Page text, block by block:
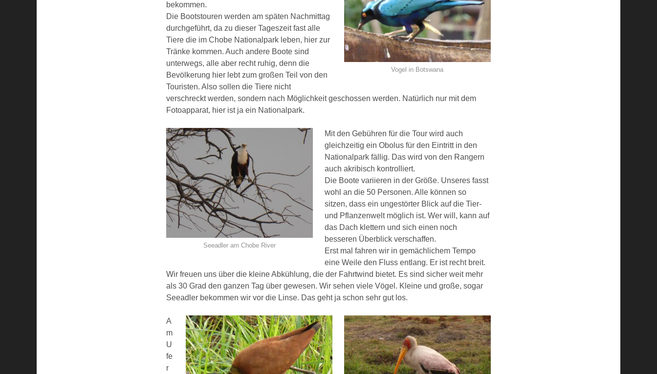
Vogel in Botswana
bekommen.
Die Bootstouren werden am späten Nachmittag
durchgeführt, da zu dieser Tageszeit fast alle
Tiere die im Chobe Nationalpark leben, hier zur
Tränke kommen. Auch andere Boote sind
unterwegs, alle aber recht ruhig, denn die
Bevölkerung hier lebt zum großen Teil von den
Touristen. Also sollen die Tiere nicht
verschreckt werden, sondern nach Möglichkeit geschossen werden. Natürlich nur mit dem
Fotoapparat, hier ist ja ein Nationalpark.
Seeadler am Chobe River
Mit den Gebühren für die Tour wird auch
gleichzeitig ein Obolus für den Eintritt in den
Nationalpark fällig. Das wird von den Rangern
auch akribisch kontrolliert.
Die Boote variieren in der Größe. Unseres fasst
wohl an die 50 Personen. Alle können so
sitzen, dass ein ungestörter Blick auf die Tier-
und Pflanzenwelt möglich ist. Wer will, kann auf
das Dach klettern und sich einen noch
besseren Überblick verschaffen.
Erst mal fahren wir in gemächlichem Tempo
eine Weile den Fluss entlang. Er ist recht breit.
Wir freuen uns über die kleine Abkühlung, die der Fahrtwind bietet. Es sind sicher weit mehr
als 30 Grad den ganzen Tag über gewesen. Wir sehen viele Vögel. Kleine und große, sogar
Seeadler bekommen wir vor die Linse. Das geht ja schon sehr gut los.
A
m
U
fe
r